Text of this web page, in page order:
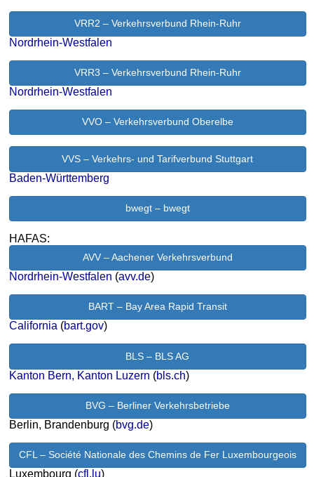
VRR2 – Verkehrsverbund Rhein-Ruhr
Nordrhein-Westfalen
VRR3 – Verkehrsverbund Rhein-Ruhr
Nordrhein-Westfalen
VVO – Verkehrsverbund Oberelbe
VVS – Verkehrs- und Tarifverbund Stuttgart
Baden-Württemberg
bwegt – bwegt
HAFAS:
AVV – Aachener Verkehrsverbund
Nordrhein-Westfalen (avv.de)
BART – Bay Area Rapid Transit
California (bart.gov)
BLS – BLS AG
Kanton Bern, Kanton Luzern (bls.ch)
BVG – Berliner Verkehrsbetriebe
Berlin, Brandenburg (bvg.de)
CFL – Société Nationale des Chemins de Fer Luxembourgeois
Luxembourg (cfl.lu)